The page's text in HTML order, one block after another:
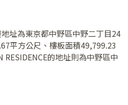
址為東京都中野區中野二丁目24
平方公尺、樓板面積49,799.23
的地址則為中野區中